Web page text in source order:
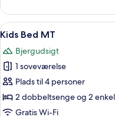
Bed
RD
Indlæs
alle
billeder
af
Kids
Bed
MT
2
Kids Bed MT
Bjergudsigt
1 soveværelse
Plads til 4 personer
2 dobbeltsenge og 2
Gratis Wi-Fi